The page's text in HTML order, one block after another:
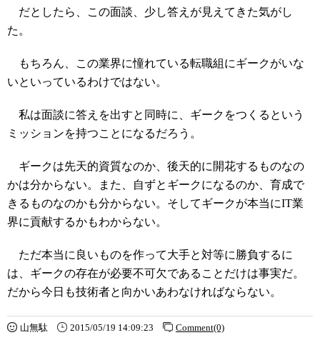
だとしたら、この面談、少し答えが見えてきた気がし
た。
もちろん、この業界に憧れている転職組にギークがいな
いといっているわけではない。
私は面談に答えを出すと同時に、ギークをつくるという
ミッションを持つことになるだろう。
ギークは先天的資質なのか、後天的に開花するものなの
かは分からない。また、自ずとギークになるのか、育成で
きるものなのかも分からない。そしてギークが本当にIT業
界に貢献するかもわからない。
ただ本当に良いものを作って大手と対等に勝負するに
は、ギークの存在が必要不可欠であることだけは事実だ。
だから今日も技術者と向かいあわなければならない。
山無駄 2015/05/19 14:09:23 Comment(0)